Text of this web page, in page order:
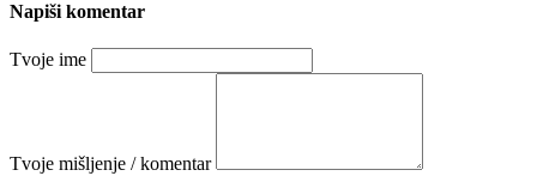
Napiši komentar
Tvoje ime
Tvoje mišljenje / komentar